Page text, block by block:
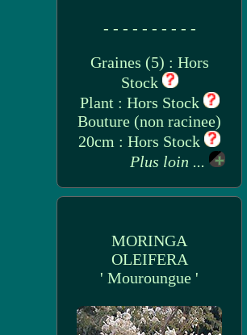
- - - - - - - - - -
Graines (5) : Hors
Stock
Plant : Hors Stock
Bouture (non racinee)
20cm : Hors Stock
Plus loin ...
MORINGA
OLEIFERA
' Mouroungue '